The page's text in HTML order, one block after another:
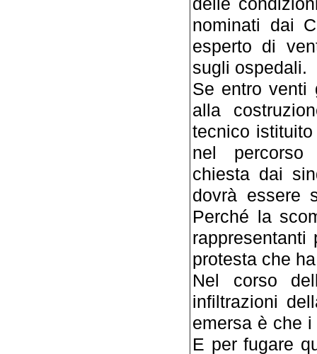
nominati dai
esperto di
sugli ospedali.
Se entro venti
alla
tecnico
nel percorso
chiesta dai
dovrà essere
Perché la
protesta che
Nel corso
infiltrazioni
emersa è che
E per fugare